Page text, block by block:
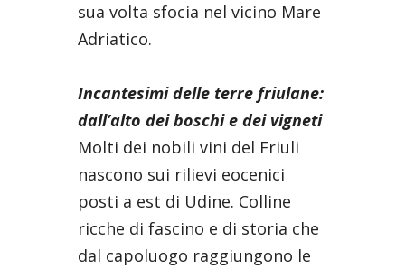
sua volta sfocia nel vicino Mare
Adriatico.
Incantesimi delle terre friulane:
dall’alto dei boschi e dei vigneti
Molti dei nobili vini del Friuli
nascono sui rilievi eocenici
posti a est di Udine. Colline
ricche di fascino e di storia che
dal capoluogo raggiungono le